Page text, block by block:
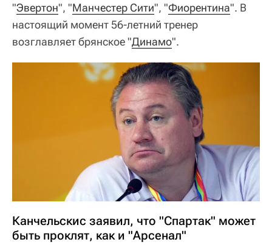
"Эвертон", "Манчестер Сити", "Фиорентина". В
настоящий момент 56‑летний тренер
возглавляет брянское "Динамо".
Канчельскис заявил, что "Спартак" может
быть проклят, как и "Арсенал"